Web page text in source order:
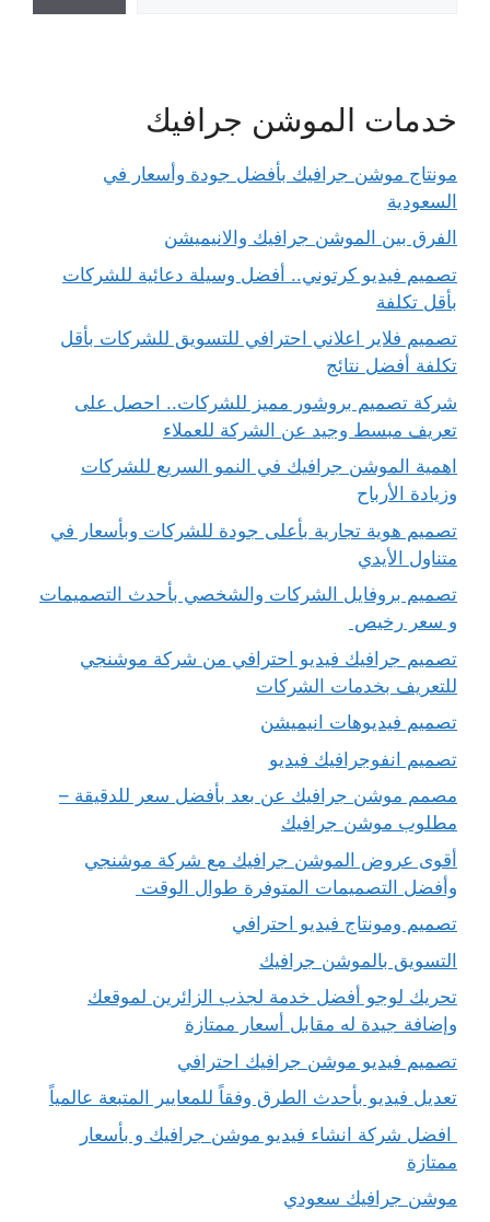
خدمات الموشن جرافيك
مونتاج موشن جرافيك بأفضل جودة وأسعار في
السعودية
الفرق بين الموشن جرافيك والانيميشن
تصميم فيديو كرتوني.. أفضل وسيلة دعائية للشركات
بأقل تكلفة
تصميم فلاير اعلاني احترافي للتسويق للشركات بأقل
تكلفة أفضل نتائج
شركة تصميم بروشور مميز للشركات.. احصل على
تعريف مبسط وجيد عن الشركة للعملاء
اهمية الموشن جرافيك في النمو السريع للشركات
وزيادة الأرباح
تصميم هوية تجارية بأعلى جودة للشركات وبأسعار في
متناول الأيدي
تصميم بروفايل الشركات والشخصي بأحدث التصميمات
و سعر رخيص
تصميم جرافيك فيديو احترافي من شركة موشنجي
للتعريف بخدمات الشركات
تصميم فيديوهات انيميشن
تصميم انفوجرافيك فيديو
مصمم موشن جرافيك عن بعد بأفضل سعر للدقيقة –
مطلوب موشن جرافيك
أقوى عروض الموشن جرافيك مع شركة موشنجي
وأفضل التصميمات المتوفرة طوال الوقت
تصميم ومونتاج فيديو احترافي
التسويق بالموشن جرافيك
تحريك لوجو أفضل خدمة لجذب الزائرين لموقعك
وإضافة جيدة له مقابل أسعار ممتازة
تصميم فيديو موشن جرافيك احترافي
تعديل فيديو بأحدث الطرق وفقاً للمعايير المتبعة عالمياً
افضل شركة انشاء فيديو موشن جرافيك و بأسعار
ممتازة
موشن جرافيك سعودي